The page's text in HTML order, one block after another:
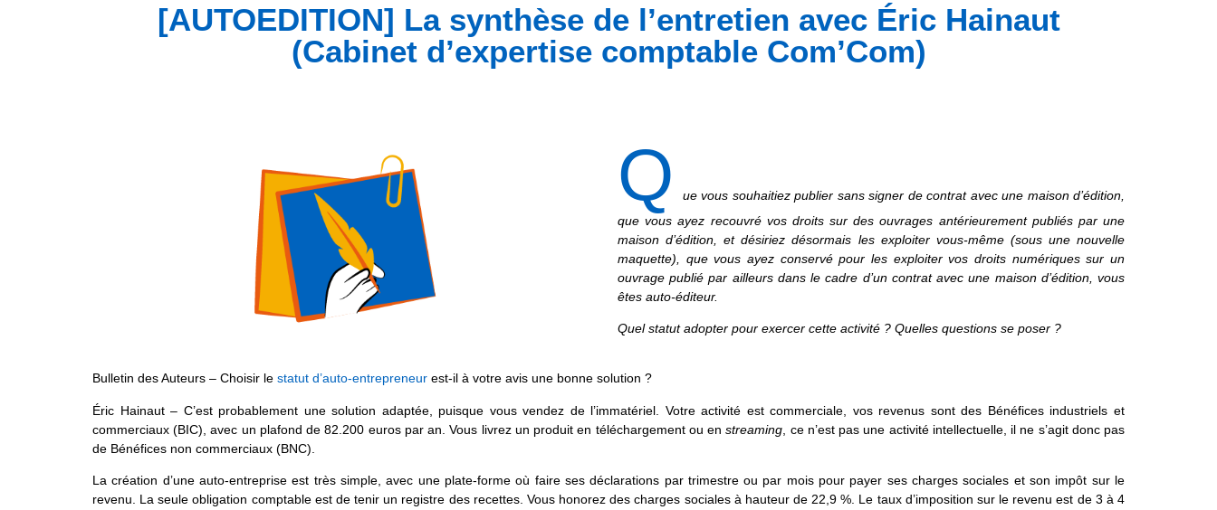
[AUTOEDITION] La synthèse de l’entretien avec Éric Hainaut
(Cabinet d’expertise comptable Com’Com)
Q
ue vous souhaitiez publier sans signer de contrat avec une maison d’édition,
que vous ayez recouvré vos droits sur des ouvrages antérieurement publiés par une
maison d’édition, et désiriez désormais les exploiter vous-même (sous une nouvelle
maquette), que vous ayez conservé pour les exploiter vos droits numériques sur un
ouvrage publié par ailleurs dans le cadre d’un contrat avec une maison d’édition, vous
êtes auto-éditeur.
Quel statut adopter pour exercer cette activité ? Quelles questions se poser ?
Bulletin des Auteurs – Choisir le statut d’auto-entrepreneur est-il à votre avis une bonne solution ?
Éric Hainaut – C’est probablement une solution adaptée, puisque vous vendez de l’immatériel. Votre activité est commerciale, vos revenus sont des Bénéfices industriels et
commerciaux (BIC), avec un plafond de 82.200 euros par an. Vous livrez un produit en téléchargement ou enstreaming , ce n’est pas une activité intellectuelle, il ne s’agit donc pas
de Bénéfices non commerciaux (BNC).
La création d’une auto-entreprise est très simple, avec une plate-forme où faire ses déclarations par trimestre ou par mois pour payer ses charges sociales et son impôt sur le
revenu. La seule obligation comptable est de tenir un registre des recettes. Vous honorez des charges sociales à hauteur de 22,9 %. Le taux d’imposition sur le revenu est de 3 à 4